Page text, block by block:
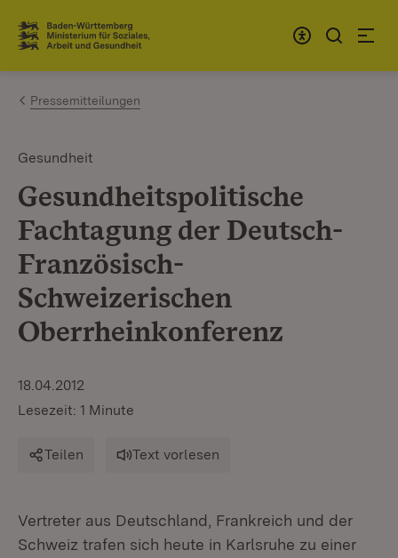
Zum Inhalt springen
Link zur Startseite
Pressemitteilungen
Gesundheit
Gesundheitspolitische
Fachtagung der Deutsch-
Französisch-
Schweizerischen
Oberrheinkonferenz
18.04.2012
Lesezeit: 1 Minute
Teilen Text vorlesen
Vertreter aus Deutschland, Frankreich und der
Schweiz trafen sich heute in Karlsruhe zu einer